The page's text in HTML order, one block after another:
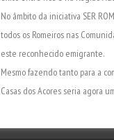
No âmbito da iniciativa SER
todos os Romeiros nas
este reconhecido emigrante.
Mesmo fazendo tanto para a
Casas dos Acores seria agora